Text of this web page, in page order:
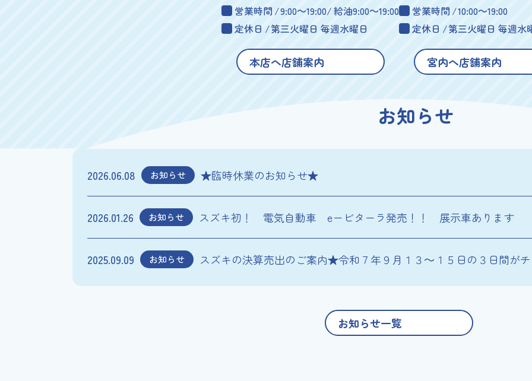
営業時間 9:00～19:00 給油9:00～19:00
定休日
第三火曜日 毎週水曜日
本店へ店舗案内
営業時間 10:00～19:00
定休日
第三火曜日 毎週水
宮内へ店舗案内
お知らせ
2026.06.08 お知らせ ★臨時休業のお知らせ★
2026.01.26 お知らせ スズキ初！ 電気自動車 eービターラ発売！！ 展示車あります
2025.09.09 お知らせ スズキの決算売出のご案内★令和７年９月１３～１５日の３日間が
お知らせ一覧